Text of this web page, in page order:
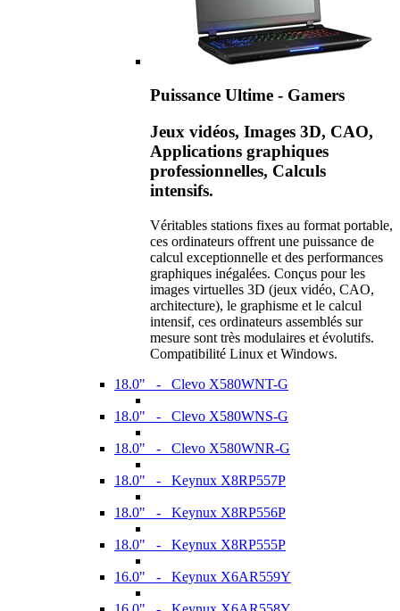
Puissance Ultime - Gamers
Jeux vidéos, Images 3D, CAO,
Applications graphiques
professionnelles, Calculs
intensifs.
Véritables stations fixes au format portable,
ces ordinateurs offrent une puissance de
calcul exceptionnelle et des performances
graphiques inégalées. Conçus pour les
images virtuelles 3D (jeux vidéo, CAO,
architecture), le graphisme et le calcul
intensif, ces ordinateurs assemblés sur
mesure sont très modulaires et évolutifs.
Compatibilité Linux et Windows.
18.0" - Clevo X580WNT-G
18.0" - Clevo X580WNS-G
18.0" - Clevo X580WNR-G
18.0" - Keynux X8RP557P
18.0" - Keynux X8RP556P
18.0" - Keynux X8RP555P
16.0" - Keynux X6AR559Y